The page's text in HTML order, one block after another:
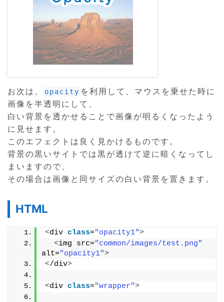
お次は、 opacity を利用して、マウスを乗せた時に
画像を半透明にして、
白い背景を透かせることで画像が明るくなったよう
に見せます。
このエフェクトは良く見かけるものです。
背景の黒いサイトでは黒が透けて逆に暗くなってし
まいますので、
その場合は画像と同サイズの白い背景を置きます。
HTML
<div class="opacity1">
<img src="common/images/test.png"
alt="opacity1">
</div>
<div class="wrapper">